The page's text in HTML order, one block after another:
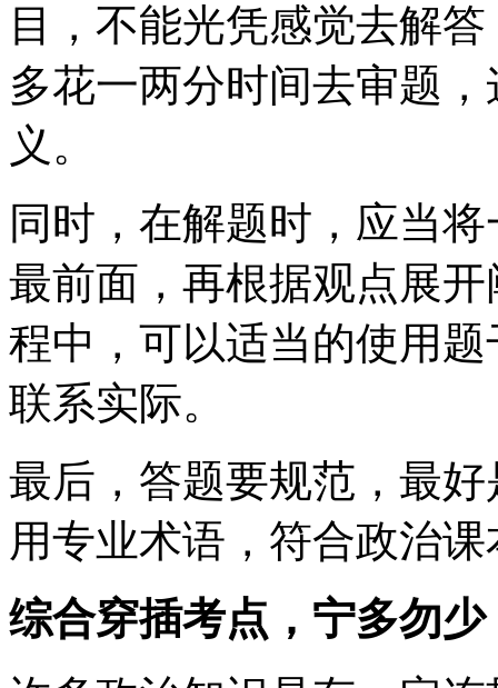
目，不能光凭感觉去解
多花一两分时间去审题
义。
同时，在解题时，应当
最前面，再根据观点展
程中，可以适当的使用
联系实际。
最后，答题要规范，最
用专业术语，符合政治
综合穿插考点，宁多勿少